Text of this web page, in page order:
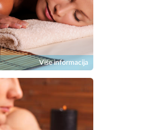
Više informacija